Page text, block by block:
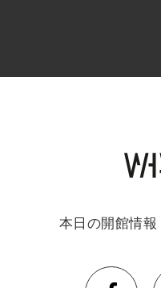
本日の開館情報